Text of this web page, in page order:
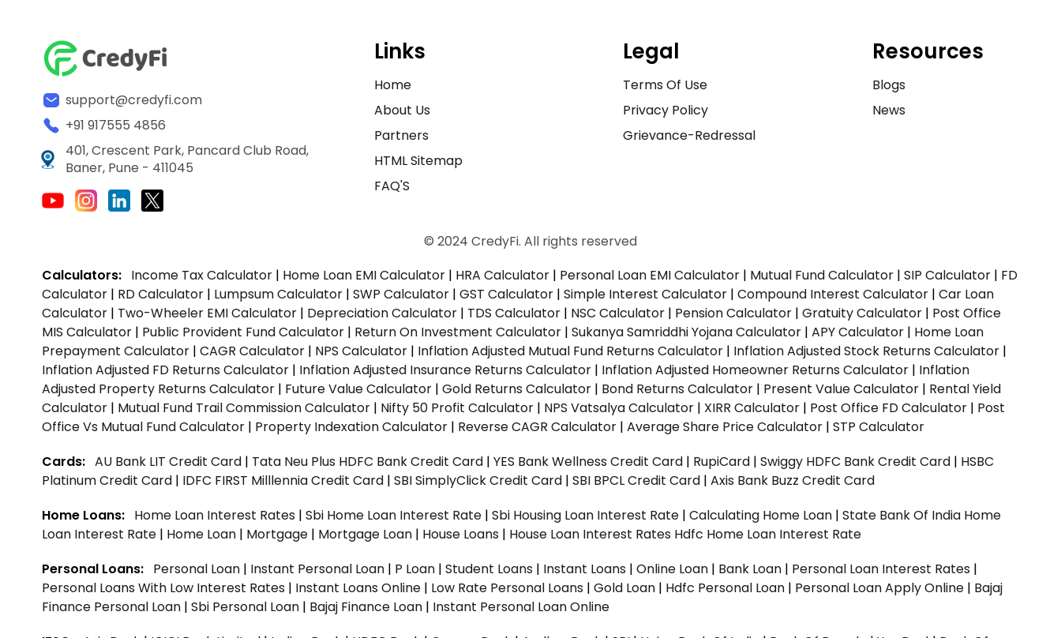
support@credyfi.com
+91 917555 4856
401, Crescent Park, Pancard Club Road,
Baner, Pune - 411045
Links
Home
About Us
Partners
HTML Sitemap
FAQ'S
Legal
Terms Of Use
Privacy Policy
Grievance-Redressal
Resources
Blogs
News
© 2024 CredyFi. All rights reserved
Calculators: Income Tax Calculator | Home Loan EMI Calculator | HRA Calculator | Personal Loan EMI Calculator | Mutual Fund Calculator | SIP Calculator | FD
Calculator | RD Calculator | Lumpsum Calculator | SWP Calculator | GST Calculator | Simple Interest Calculator | Compound Interest Calculator | Car Loan
Calculator | Two-Wheeler EMI Calculator | Depreciation Calculator | TDS Calculator | NSC Calculator | Pension Calculator | Gratuity Calculator | Post Office
MIS Calculator | Public Provident Fund Calculator | Return On Investment Calculator | Sukanya Samriddhi Yojana Calculator | APY Calculator | Home Loan
Prepayment Calculator | CAGR Calculator | NPS Calculator | Inflation Adjusted Mutual Fund Returns Calculator | Inflation Adjusted Stock Returns Calculator |
Inflation Adjusted FD Returns Calculator | Inflation Adjusted Insurance Returns Calculator | Inflation Adjusted Homeowner Returns Calculator | Inflation
Adjusted Property Returns Calculator | Future Value Calculator | Gold Returns Calculator | Bond Returns Calculator | Present Value Calculator | Rental Yield
Calculator | Mutual Fund Trail Commission Calculator | Nifty 50 Profit Calculator | NPS Vatsalya Calculator | XIRR Calculator | Post Office FD Calculator | Post
Office Vs Mutual Fund Calculator | Property Indexation Calculator | Reverse CAGR Calculator | Average Share Price Calculator | STP Calculator
Cards: AU Bank LIT Credit Card | Tata Neu Plus HDFC Bank Credit Card | YES Bank Wellness Credit Card | RupiCard | Swiggy HDFC Bank Credit Card | HSBC
Platinum Credit Card | IDFC FIRST Milllennia Credit Card | SBI SimplyClick Credit Card | SBI BPCL Credit Card | Axis Bank Buzz Credit Card
Home Loans: Home Loan Interest Rates | Sbi Home Loan Interest Rate | Sbi Housing Loan Interest Rate | Calculating Home Loan | State Bank Of India Home
Loan Interest Rate | Home Loan | Mortgage | Mortgage Loan | House Loans | House Loan Interest Rates Hdfc Home Loan Interest Rate
Personal Loans: Personal Loan | Instant Personal Loan | P Loan | Student Loans | Instant Loans | Online Loan | Bank Loan | Personal Loan Interest Rates |
Personal Loans With Low Interest Rates | Instant Loans Online | Low Rate Personal Loans | Gold Loan | Hdfc Personal Loan | Personal Loan Apply Online | Bajaj
Finance Personal Loan | Sbi Personal Loan | Bajaj Finance Loan | Instant Personal Loan Online